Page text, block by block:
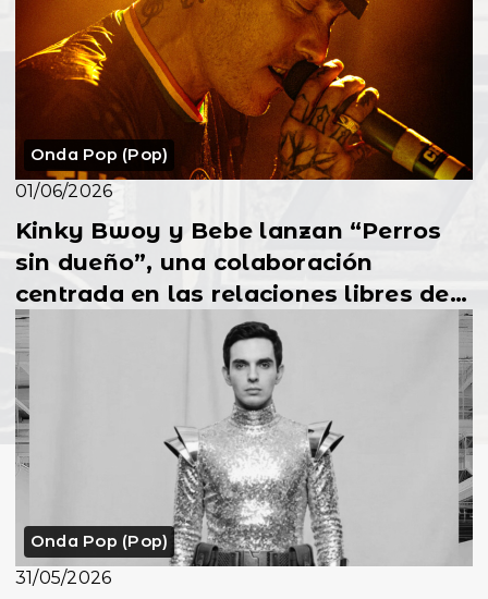
Onda Pop (Pop)
01/06/2026
Kinky Bwoy y Bebe lanzan “Perros
sin dueño”, una colaboración
centrada en las relaciones libres de
ataduras
Onda Pop (Pop)
31/05/2026